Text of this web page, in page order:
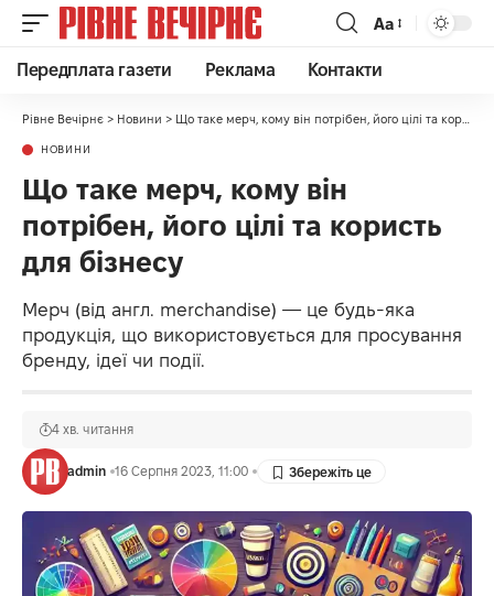
Аа
Передплата газети Реклама Контакти
Рівне Вечірнє > Новини > Що таке мерч, кому він потрібен, його цілі та користь для бізнесу
НОВИНИ
Що таке мерч, кому він
потрібен, його цілі та користь
для бізнесу
Мерч (від англ. merchandise) — це будь-яка
продукція, що використовується для просування
бренду, ідеї чи події.
admin 16 Серпня 2023, 11:00
4 хв. читання